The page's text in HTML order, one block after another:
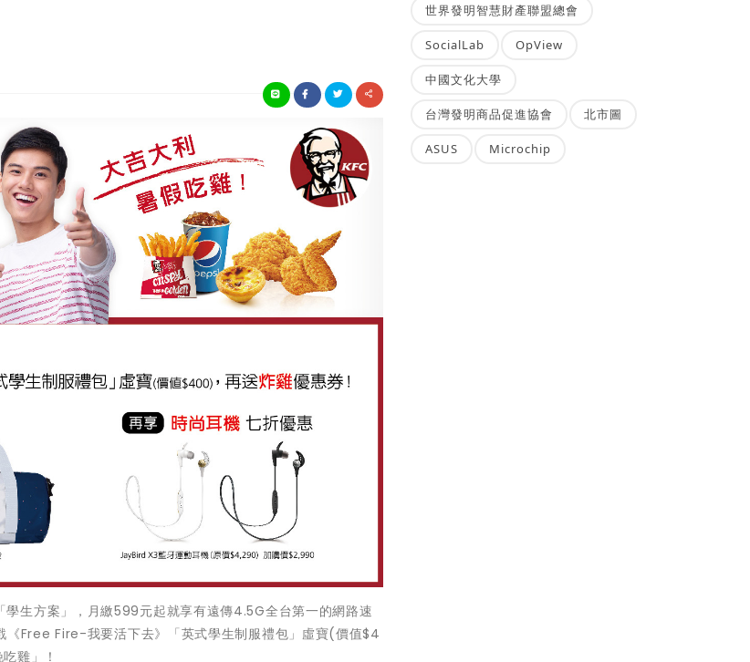
生方案」，月繳599元起就享有遠傳4.5G全台第一的網路速
Free Fire-我要活下去》「英式學生制服禮包」虛寶(價值$4
雞」！
世界發明智慧財產聯盟總會
SocialLab OpView
中國文化大學
台灣發明商品促進協會 北市圖
ASUS Microchip